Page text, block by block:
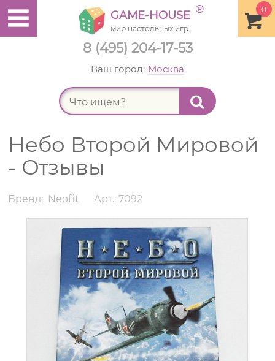
8 (495) 204-17-53
0
GAME-HOUSE ®
мир настольных игр
Ваш город: Москва
Небо Второй Мировой
- Отзывы
Бренд: Neofit Арт.: 7092